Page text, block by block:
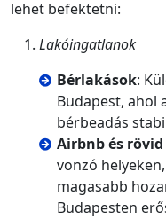
lehet befektetni:
Lakóingatlanok
Bérlakások:
Budapest, ahol
bérbeadás
Airbnb és
vonzó
magasabb
Budapesten